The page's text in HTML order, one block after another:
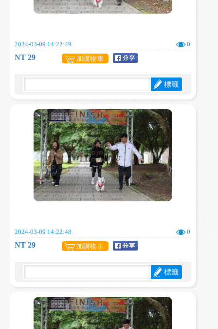
2024-03-09 14:22:49 0
NT 29 加購物車
標籤
2024-03-09 14:22:48 0
NT 29 加購物車
標籤